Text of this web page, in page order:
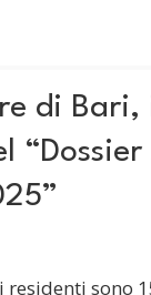
di Bari,
sono